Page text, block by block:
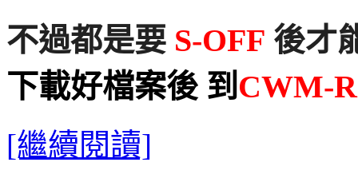
不過都是要 S-OFF 後才
下載好檔案後 到CWM-
[繼續閱讀]